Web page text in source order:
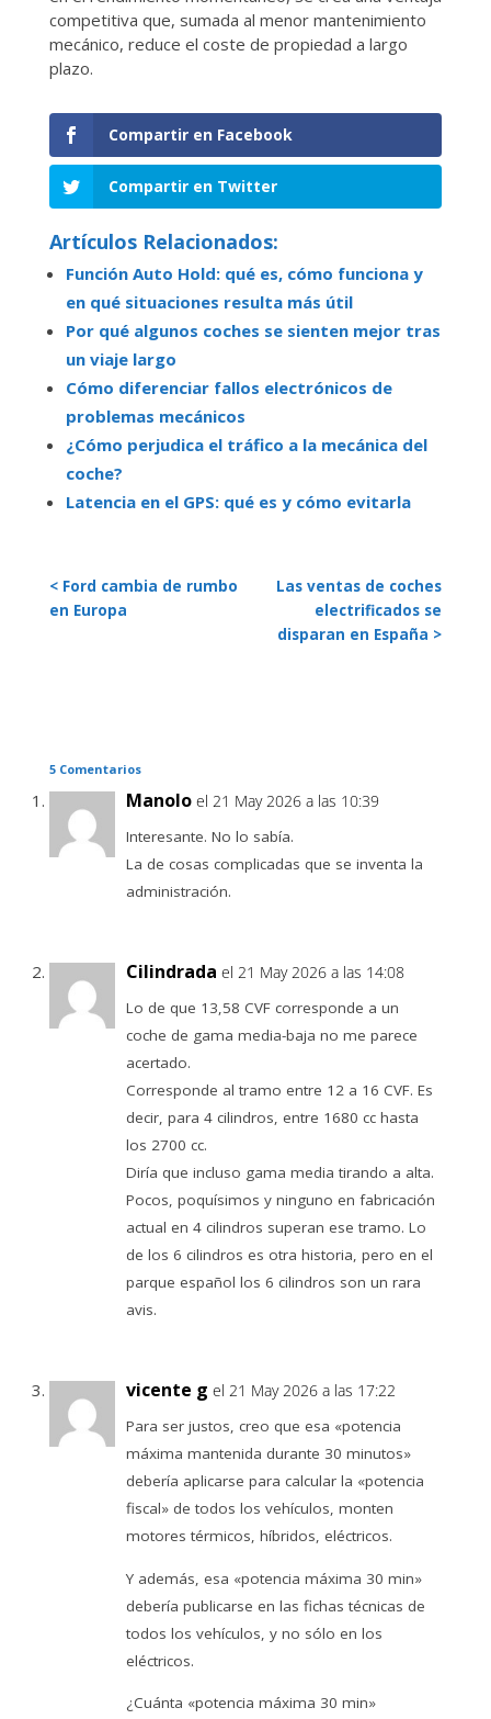
competitiva que, sumada al menor mantenimiento
mecánico, reduce el coste de propiedad a largo
plazo.
Compartir en Facebook
Compartir en Twitter
Artículos Relacionados:
Función Auto Hold: qué es, cómo funciona y
en qué situaciones resulta más útil
Por qué algunos coches se sienten mejor tras
un viaje largo
Cómo diferenciar fallos electrónicos de
problemas mecánicos
¿Cómo perjudica el tráfico a la mecánica del
coche?
Latencia en el GPS: qué es y cómo evitarla
< Ford cambia de rumbo
en Europa
Las ventas de coches
electrificados se
disparan en España >
5 Comentarios
Manolo el 21 May 2026 a las 10:39
Interesante. No lo sabía.
La de cosas complicadas que se inventa la
administración.
Cilindrada el 21 May 2026 a las 14:08
Lo de que 13,58 CVF corresponde a un
coche de gama media-baja no me parece
acertado.
Corresponde al tramo entre 12 a 16 CVF. Es
decir, para 4 cilindros, entre 1680 cc hasta
los 2700 cc.
Diría que incluso gama media tirando a alta.
Pocos, poquísimos y ninguno en fabricación
actual en 4 cilindros superan ese tramo. Lo
de los 6 cilindros es otra historia, pero en el
parque español los 6 cilindros son un rara
avis.
vicente g el 21 May 2026 a las 17:22
Para ser justos, creo que esa «potencia
máxima mantenida durante 30 minutos»
debería aplicarse para calcular la «potencia
fiscal» de todos los vehículos, monten
motores térmicos, híbridos, eléctricos.
Y además, esa «potencia máxima 30 min»
debería publicarse en las fichas técnicas de
todos los vehículos, y no sólo en los
eléctricos.
¿Cuánta «potencia máxima 30 min»